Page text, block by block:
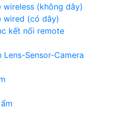
wireless (không dây)
wired (có dây)
kết nối remote
Sensor-Camera